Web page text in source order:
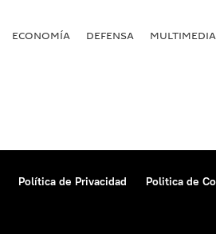
ECONOMÍA DEFENSA MULTIMEDIA
Política de Privacidad Politica de